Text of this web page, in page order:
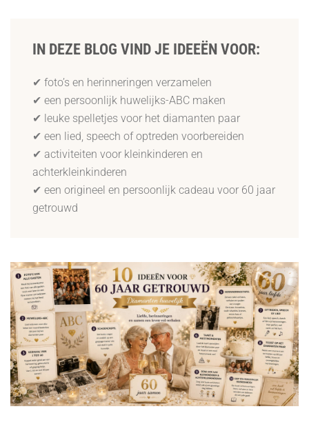
IN DEZE BLOG VIND JE IDEEËN VOOR:
✔ foto’s en herinneringen verzamelen
✔ een persoonlijk huwelijks-ABC maken
✔ leuke spelletjes voor het diamanten paar
✔ een lied, speech of optreden voorbereiden
✔ activiteiten voor kleinkinderen en
achterkleinkinderen
✔ een origineel en persoonlijk cadeau voor 60 jaar
getrouwd